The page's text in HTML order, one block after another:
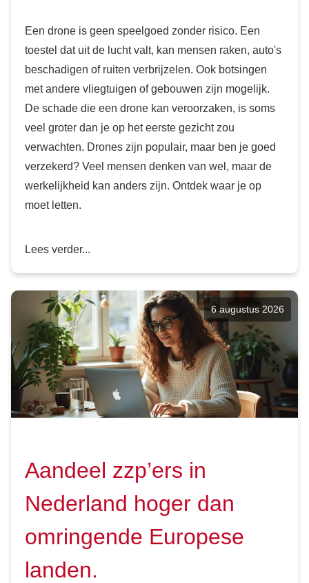
Een drone is geen speelgoed zonder risico. Een
toestel dat uit de lucht valt, kan mensen raken, auto's
beschadigen of ruiten verbrijzelen. Ook botsingen
met andere vliegtuigen of gebouwen zijn mogelijk.
De schade die een drone kan veroorzaken, is soms
veel groter dan je op het eerste gezicht zou
verwachten. Drones zijn populair, maar ben je goed
verzekerd? Veel mensen denken van wel, maar de
werkelijkheid kan anders zijn. Ontdek waar je op
moet letten.
Lees verder...
6 augustus 2026
Aandeel zzp’ers in
Nederland hoger dan
omringende Europese
landen.